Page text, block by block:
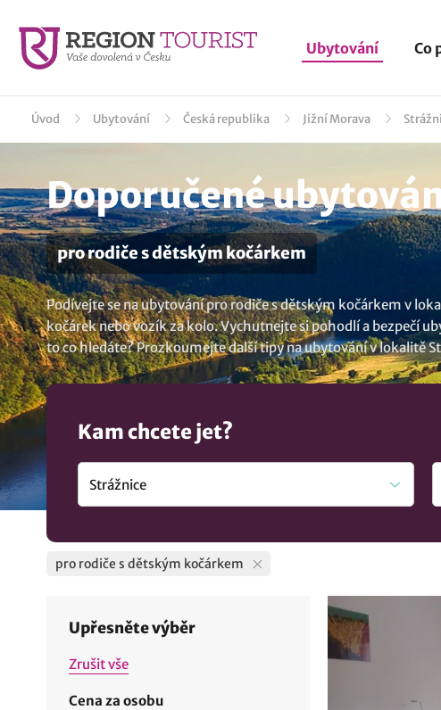
Ubytování Co
Úvod Ubytování Česká republika Jižní Morava
Doporučené
pro rodiče s dětským kočárkem
Podívejte se na ubytování pro rodiče s dětským kočárkem v
kočárek nebo vozík za kolo. Vychutnejte si pohodlí a bezpečí
to co hledáte? Prozkoumejte další tipy naubytování v lokalitě
Kam chcete jet?
pro rodiče s dětským kočárkem
Upřesněte výběr
Zrušit vše
Cena za osobu